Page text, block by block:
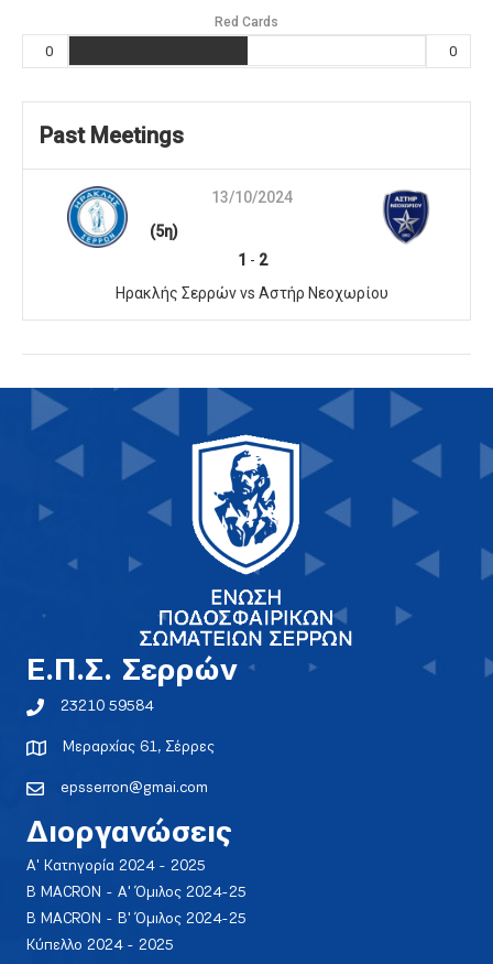
Red Cards
0 0
Past Meetings
13/10/2024
(5η)
1 - 2
Ηρακλής Σερρών vs Αστήρ Νεοχωρίου
E.Π.Σ. Σερρών
23210 59584
Μεραρχίας 61, Σέρρες
epsserron@gmai.com
Διοργανώσεις
Α' Κατηγορία 2024 - 2025
Β MACRON - Α' Όμιλος 2024-25
Β MACRON - Β' Όμιλος 2024-25
Κύπελλο 2024 - 2025